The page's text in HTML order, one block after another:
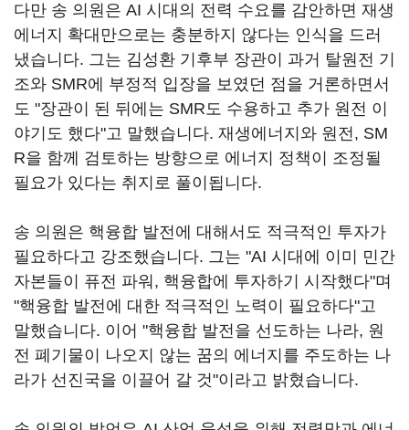
다만 송 의원은 AI 시대의 전력 수요를 감안하면 재생
에너지 확대만으로는 충분하지 않다는 인식을 드러
냈습니다. 그는 김성환 기후부 장관이 과거 탈원전 기
조와 SMR에 부정적 입장을 보였던 점을 거론하면서
도 "장관이 된 뒤에는 SMR도 수용하고 추가 원전 이
야기도 했다"고 말했습니다. 재생에너지와 원전, SM
R을 함께 검토하는 방향으로 에너지 정책이 조정될
필요가 있다는 취지로 풀이됩니다.
송 의원은 핵융합 발전에 대해서도 적극적인 투자가
필요하다고 강조했습니다. 그는 "AI 시대에 이미 민간
자본들이 퓨전 파워, 핵융합에 투자하기 시작했다"며
"핵융합 발전에 대한 적극적인 노력이 필요하다"고
말했습니다. 이어 "핵융합 발전을 선도하는 나라, 원
전 폐기물이 나오지 않는 꿈의 에너지를 주도하는 나
라가 선진국을 이끌어 갈 것"이라고 밝혔습니다.